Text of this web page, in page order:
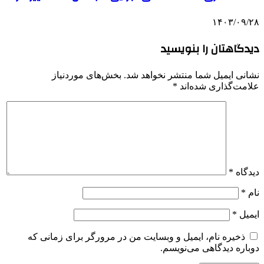
۱۴۰۳/۰۹/۲۸
دیدگاهتان را بنویسید
نشانی ایمیل شما منتشر نخواهد شد. بخش‌های موردنیاز
علامت‌گذاری شده‌اند *
دیدگاه *
نام *
ایمیل *
ذخیره نام، ایمیل و وبسایت من در مرورگر برای زمانی که
دوباره دیدگاهی می‌نویسم.